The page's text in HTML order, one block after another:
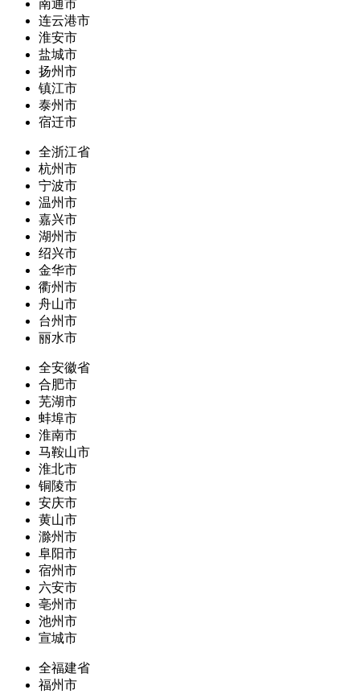
南通市
连云港市
淮安市
盐城市
扬州市
镇江市
泰州市
宿迁市
全浙江省
杭州市
宁波市
温州市
嘉兴市
湖州市
绍兴市
金华市
衢州市
舟山市
台州市
丽水市
全安徽省
合肥市
芜湖市
蚌埠市
淮南市
马鞍山市
淮北市
铜陵市
安庆市
黄山市
滁州市
阜阳市
宿州市
六安市
亳州市
池州市
宣城市
全福建省
福州市